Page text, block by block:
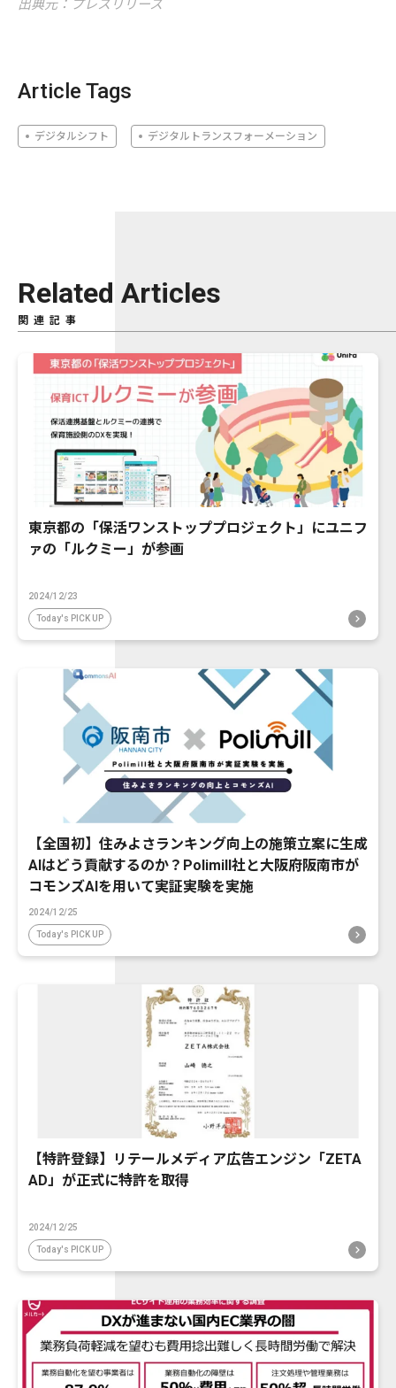
出典元：プレスリリース
Article Tags
デジタルシフト デジタルトランスフォーメーション
Related Articles
関連記事
東京都の「保活ワンストッププロジェクト」にユニフ
ァの「ルクミー」が参画
2024/12/23
Today's PICK UP
【全国初】住みよさランキング向上の施策立案に生成
AIはどう貢献するのか？Polimill社と大阪府阪南市が
コモンズAIを用いて実証実験を実施
2024/12/25
Today's PICK UP
【特許登録】リテールメディア広告エンジン「ZETA
AD」が正式に特許を取得
2024/12/25
Today's PICK UP